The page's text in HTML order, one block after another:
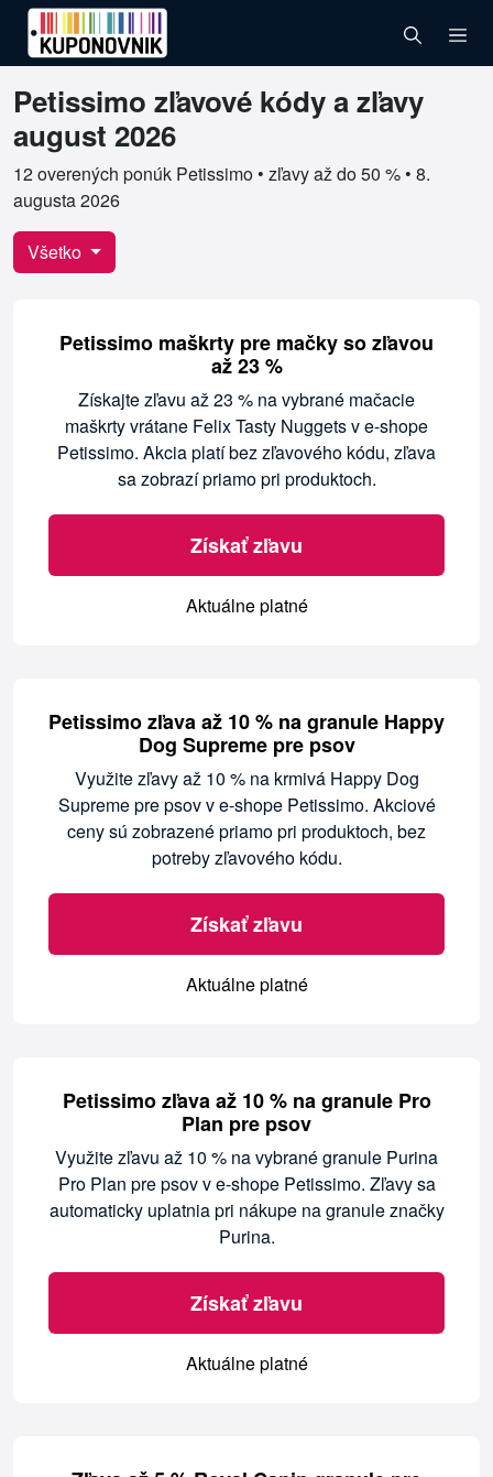
Petissimo zľavové kódy a zľavy
august 2026
12 overených ponúk Petissimo • zľavy až do 50 % • 8.
augusta 2026
Overené kupóny pre Petissimo
Všetko
Petissimo maškrty pre mačky so zľavou
až 23 %
Získajte zľavu až 23 % na vybrané mačacie
maškrty vrátane Felix Tasty Nuggets v e-shope
Petissimo. Akcia platí bez zľavového kódu, zľava
sa zobrazí priamo pri produktoch.
Získať zľavu
Aktuálne platné
Petissimo zľava až 10 % na granule Happy
Dog Supreme pre psov
Využite zľavy až 10 % na krmivá Happy Dog
Supreme pre psov v e-shope Petissimo. Akciové
ceny sú zobrazené priamo pri produktoch, bez
potreby zľavového kódu.
Získať zľavu
Aktuálne platné
Petissimo zľava až 10 % na granule Pro
Plan pre psov
Využite zľavu až 10 % na vybrané granule Purina
Pro Plan pre psov v e-shope Petissimo. Zľavy sa
automaticky uplatnia pri nákupe na granule značky
Purina.
Získať zľavu
Aktuálne platné